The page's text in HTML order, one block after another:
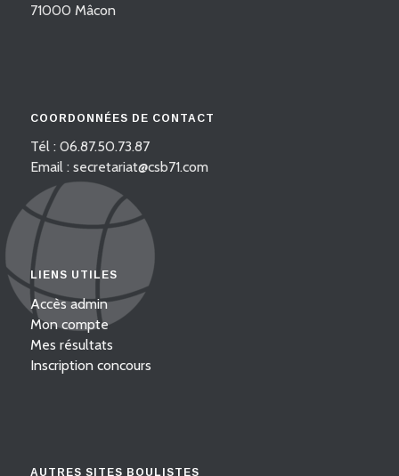
71000 Mâcon
COORDONNÉES DE CONTACT
Tél : 06.87.50.73.87
Email : secretariat@csb71.com
LIENS UTILES
Accès admin
Mon compte
Mes résultats
Inscription concours
AUTRES SITES BOULISTES